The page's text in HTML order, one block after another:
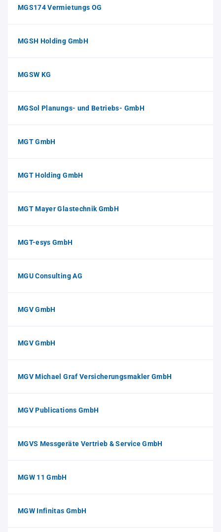
MGS174 Vermietungs OG
MGSH Holding GmbH
MGSW KG
MGSol Planungs- und Betriebs- GmbH
MGT GmbH
MGT Holding GmbH
MGT Mayer Glastechnik GmbH
MGT-esys GmbH
MGU Consulting AG
MGV GmbH
MGV GmbH
MGV Michael Graf Versicherungsmakler GmbH
MGV Publications GmbH
MGVS Messgeräte Vertrieb & Service GmbH
MGW 11 GmbH
MGW Infinitas GmbH